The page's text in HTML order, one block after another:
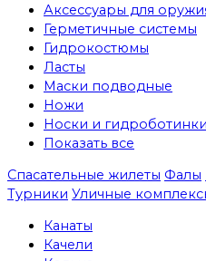
Аксессуары для
Герметичные системы
Гидрокостюмы
Ласты
Маски подводные
Ножи
Носки и гидроботинки
Показать все
Спасательные жилеты Фалы
Турники Уличные
Канаты
Качели